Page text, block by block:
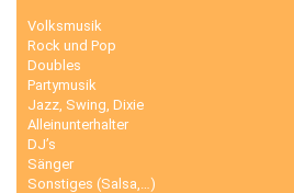
Volksmusik
Rock und Pop
Doubles
Partymusik
Jazz, Swing, Dixie
Alleinunterhalter
DJ’s
Sänger
Sonstiges (Salsa,…)